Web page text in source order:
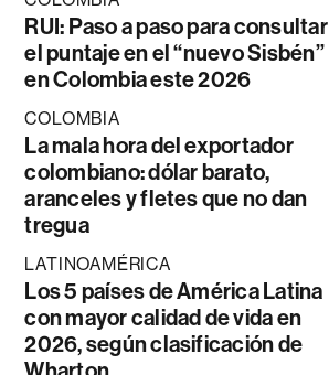
RUI: Paso a paso para consultar
el puntaje en el “nuevo Sisbén”
en Colombia este 2026
COLOMBIA
La mala hora del exportador
colombiano: dólar barato,
aranceles y fletes que no dan
tregua
LATINOAMÉRICA
Los 5 países de América Latina
con mayor calidad de vida en
2026, según clasificación de